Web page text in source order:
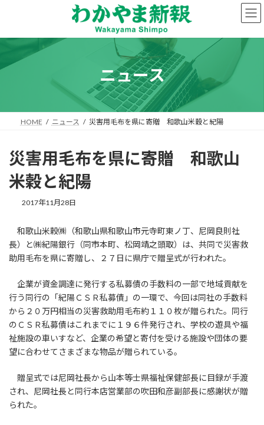
ン
へ
プ
ー
ョ
動
ニュース
HOME ニュース 災害用毛布を県に寄贈 和歌山米穀と紀陽
災害用毛布を県に寄贈 和歌山
米穀と紀陽
2017年11月28日
和歌山米穀㈱（和歌山県和歌山市元寺町東ノ丁、尼岡良則社
長）と㈱紀陽銀行（同市本町、松岡靖之頭取）は、共同で災害救
助用毛布を県に寄贈し、２７日に県庁で贈呈式が行われた。
企業が資金調達に発行する私募債の手数料の一部で地域貢献を
行う同行の「紀陽ＣＳＲ私募債」の一環で、今回は同社の手数料
から２０万円相当の災害救助用毛布約１１０枚が贈られた。同行
のＣＳＲ私募債はこれまでに１９６件発行され、学校の遊具や福
祉施設の車いすなど、企業の希望と寄付を受ける施設や団体の要
望に合わせてさまざまな物品が贈られている。
贈呈式では尼岡社長から山本等士県福祉保健部長に目録が手渡
され、尼岡社長と同行本店営業部の吹田和彦副部長に感謝状が贈
られた。